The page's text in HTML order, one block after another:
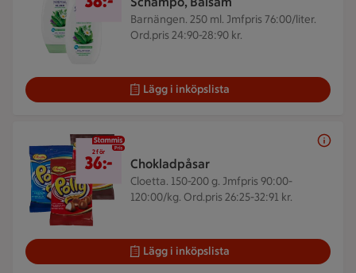
Barnängen. 250 ml. Jmfpris 76:00/liter.
Ord.pris 24:90-28:90 kr.
Lägg i inköpslista
Chokladpåsar
Cloetta. 150-200 g. Jmfpris 90:00-
120:00/kg. Ord.pris 26:25-32:91 kr.
2 för 36 kr
2 för
36:-
Lägg i inköpslista